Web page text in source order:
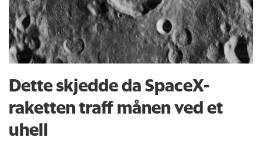
Dette skjedde da SpaceX-
raketten traff månen ved et
uhell